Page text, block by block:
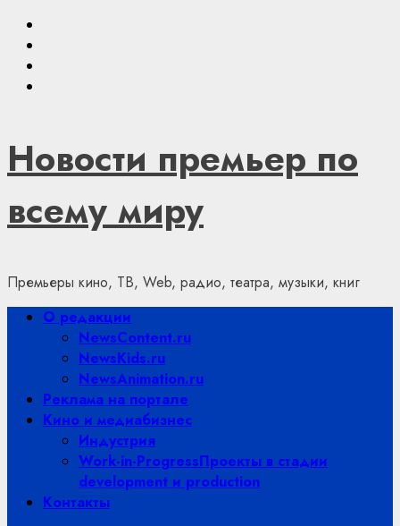
Skip
content
Новости премьер по
всему миру
Премьеры кино, ТВ, Web, радио, театра, музыки, книг
PrimaryО редакции
NewsContent.ru
NewsKids.ru
NewsAnimation.ru
Реклама на портале
Кино и медиабизнес
Индустрия
Work-in-ProgressПроекты в стадии
development и production
Контакты